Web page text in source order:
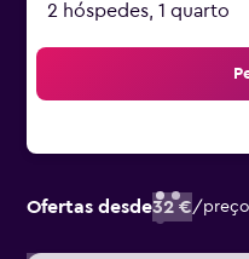
2 hóspedes, 1 quarto
Ofertas desde32 €/